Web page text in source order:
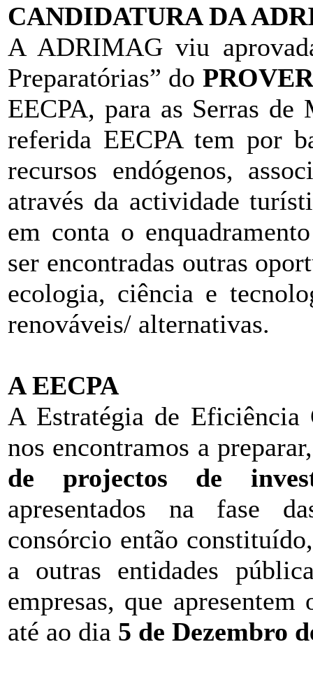
CANDIDATURA DA
A ADRIMAG viu
Preparatórias” do
EECPA, para as Serras
referida EECPA tem por
recursos endógenos,
através da actividade
em conta o
ser encontradas outras
ecologia, ciência e
renováveis/ alternativas.
A EECPA
A Estratégia de Eficiência
nos encontramos a
de projectos de
apresentados na fase
consórcio então
a outras entidades
empresas, que
até ao dia 5 de Dezembro